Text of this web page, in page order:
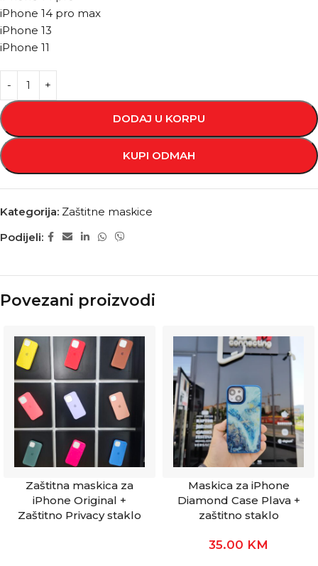
iPhone 14 pro max
iPhone 13
iPhone 11
DODAJ U KORPU
KUPI ODMAH
Kategorija: Zaštitne maskice
Podijeli:
Povezani proizvodi
Zaštitna maskica za
iPhone Original +
Zaštitno Privacy staklo
Maskica za iPhone
Diamond Case Plava +
zaštitno staklo
35.00 KM